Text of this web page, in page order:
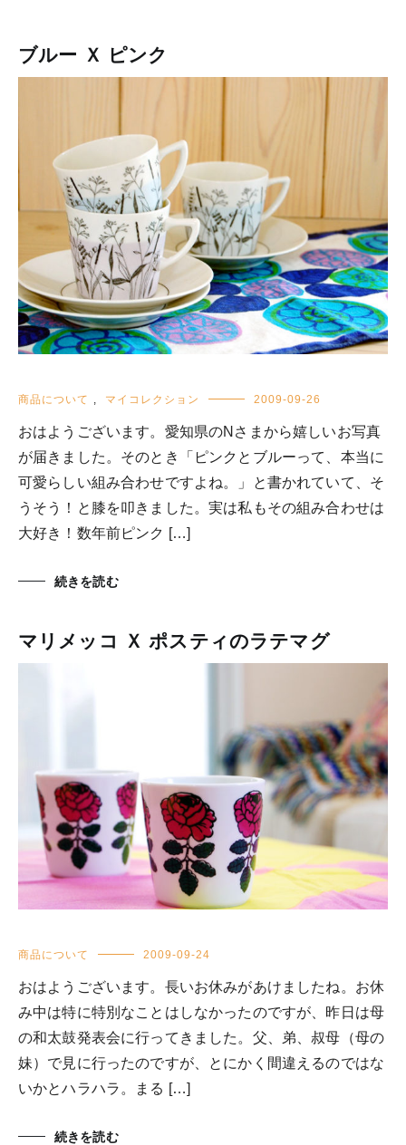
ブルー Ｘ ピンク
商品について , マイコレクション 2009-09-26
おはようございます。愛知県のNさまから嬉しいお写真
が届きました。そのとき「ピンクとブルーって、本当に
可愛らしい組み合わせですよね。」と書かれていて、そ
うそう！と膝を叩きました。実は私もその組み合わせは
大好き！数年前ピンク […]
続きを読む
マリメッコ Ｘ ポスティのラテマグ
商品について 2009-09-24
おはようございます。長いお休みがあけましたね。お休
み中は特に特別なことはしなかったのですが、昨日は母
の和太鼓発表会に行ってきました。父、弟、叔母（母の
妹）で見に行ったのですが、とにかく間違えるのではな
いかとハラハラ。まる […]
続きを読む